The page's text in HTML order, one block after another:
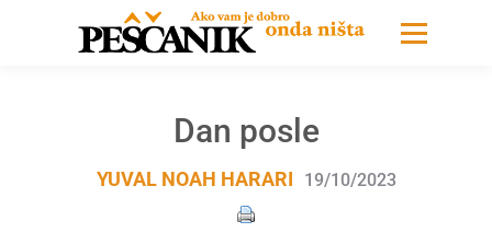
Dan posle
YUVAL NOAH HARARI 19/10/2023